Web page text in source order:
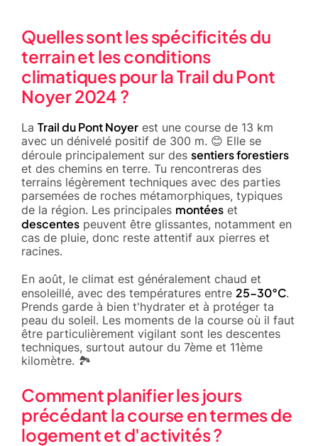
Quelles sont les spécificités du
terrain et les conditions
climatiques pour la Trail du Pont
Noyer 2024 ?
La Trail du Pont Noyer est une course de 13 km
avec un dénivelé positif de 300 m. 😊 Elle se
déroule principalement sur des sentiers forestiers
et des chemins en terre. Tu rencontreras des
terrains légèrement techniques avec des parties
parsemées de roches métamorphiques, typiques
de la région. Les principales montées et
descentes peuvent être glissantes, notamment en
cas de pluie, donc reste attentif aux pierres et
racines.
En août, le climat est généralement chaud et
ensoleillé, avec des températures entre 25-30°C.
Prends garde à bien t'hydrater et à protéger ta
peau du soleil. Les moments de la course où il faut
être particulièrement vigilant sont les descentes
techniques, surtout autour du 7ème et 11ème
kilomètre. 🏞️
Comment planifier les jours
précédant la course en termes de
logement et d'activités ?